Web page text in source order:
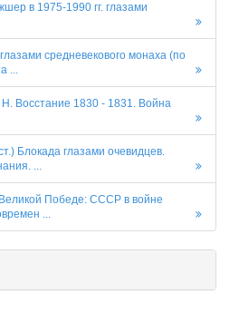
в 1975-1990 гг. глазами
средневекового монаха (по
...
Восстание 1830 - 1831. Война
Блокада глазами очевидцев.
...
Победе: СССР в войне
...